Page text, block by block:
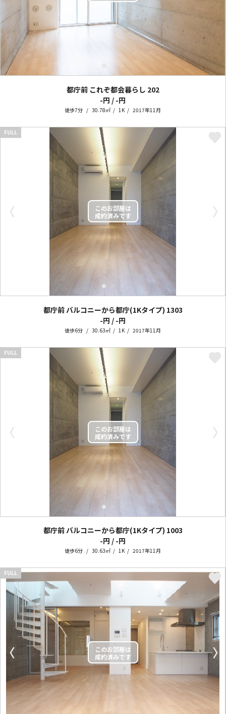
都庁前 これぞ都会暮らし 202
-円 / -円
徒歩7分 30.78㎡ 1K 2017年11月
〈 〉
FULL
都庁前 バルコニーから都庁(1Kタイプ) 1303
-円 / -円
徒歩6分 30.63㎡ 1K 2017年11月
〈 〉
FULL
都庁前 バルコニーから都庁(1Kタイプ) 1003
-円 / -円
徒歩6分 30.63㎡ 1K 2017年11月
〈 〉
FULL